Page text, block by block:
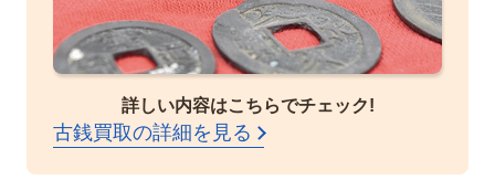
詳しい内容はこちらでチェック!
古銭買取の詳細を見る